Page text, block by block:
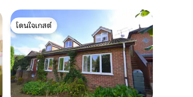
โดนใจเกสต์
โดนใจเกสต์